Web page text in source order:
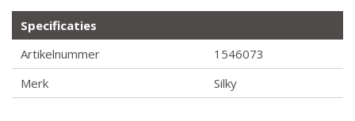
Specificaties
Artikelnummer
1546073
Merk
Silky